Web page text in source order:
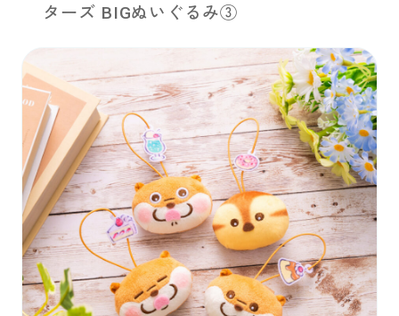
ターズ BIGぬいぐるみ③